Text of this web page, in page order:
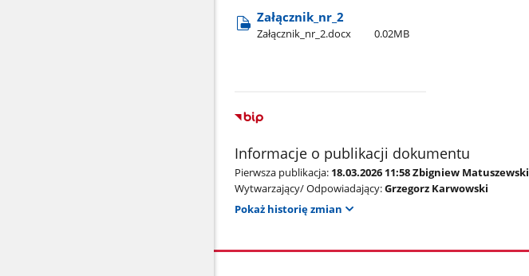
Załącznik​_nr​_2
Załącznik​_nr​_2.docx 0.02MB
Informacje o publikacji dokumentu
Pierwsza publikacja: 18.03.2026 11:58 Zbigniew Matuszewski
Wytwarzający/ Odpowiadający:Grzegorz Karwowski
Pokaż historię zmian